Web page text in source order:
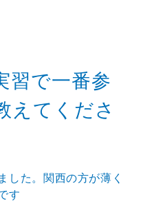
習で一番参
えてくださ
した。関西の方が薄く
す